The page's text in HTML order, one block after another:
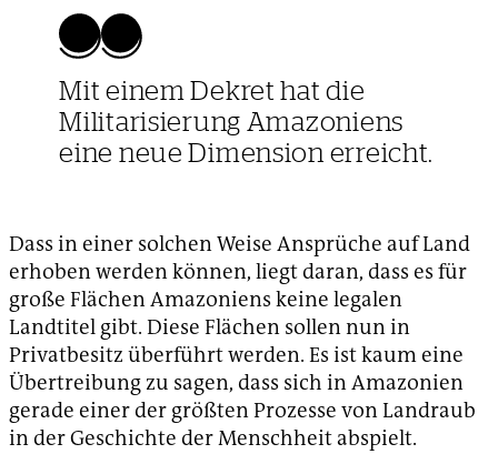
Mit einem Dekret hat die
Militarisierung Amazoniens
eine neue Dimension erreicht.
Dass in einer solchen Weise Ansprüche auf Land
erhoben werden können, liegt daran, dass es für
große Flächen Amazoniens keine legalen
Landtitel gibt. Diese Flächen sollen nun in
Privatbesitz überführt werden. Es ist kaum eine
Übertreibung zu sagen, dass sich in Amazonien
gerade einer der größten Prozesse von Landraub
in der Geschichte der Menschheit abspielt.